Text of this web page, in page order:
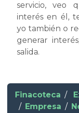
servicio, veo
interés en él,
yo también o
generar
salida.
Finacoteca
Empresa